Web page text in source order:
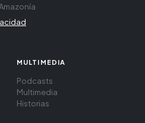
MULTIMEDIA
Podcasts
Multimedia
Historias